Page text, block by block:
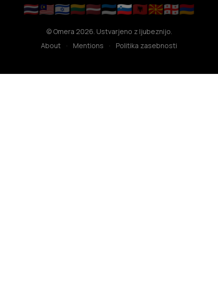
🇹🇭🇲🇾🇮🇱🇱🇹🇱🇻🇪🇪🇸🇮🇦🇱🇲🇰🇬🇪🇦🇲
© Omera 2026. Ustvarjeno z ljubeznijo.
About
· Mentions · Politika zasebnosti